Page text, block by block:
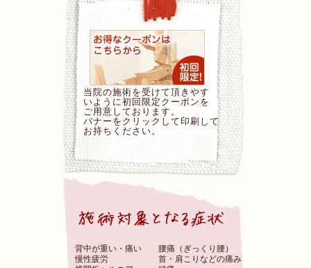
当院の施術を受けて頂きやす
いように初回限定クーポンを
ご用意しております。
バナーをクリックして印刷して
お持ちください。
背中が重い・痛い
腰痛（ぎっくり腰）
慢性疲労
首・肩こりなどの痛み